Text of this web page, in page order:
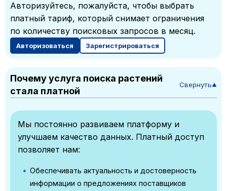
Авторизуйтесь, пожалуйста, чтобы выбрать
платный тариф, который снимает ограничения
по количеству поисковых запросов в месяц.
Авторизоваться Зарегистрироваться
Почему услуга поиска растений
стала платной
Свернуть▼
Мы постоянно развиваем платформу и
улучшаем качество данных. Платный доступ
позволяет нам:
Обеспечивать актуальность и достоверность
информации о предложениях поставщиков